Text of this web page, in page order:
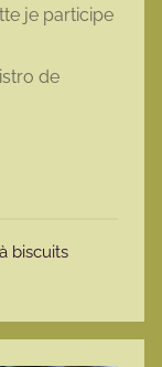
je participe
de
biscuits